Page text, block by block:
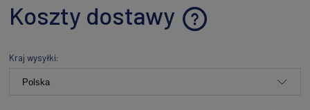
Koszty dostawy
Cena nie zawiera ewentualnych kosztów płatności
Kraj wysyłki: